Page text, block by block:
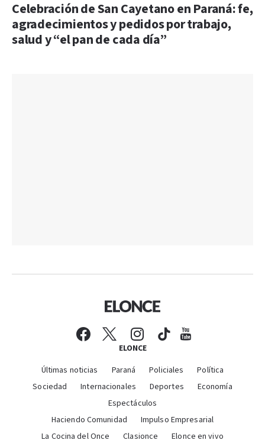
Celebración de San Cayetano en Paraná: fe,
agradecimientos y pedidos por trabajo,
salud y “el pan de cada día”
ELONCE
Últimas noticias Paraná Policiales
Política
Sociedad
Internacionales Deportes
Economía
Espectáculos
Haciendo Comunidad
Impulso Empresarial
La Cocina del Once
Clasionce Elonce en vivo